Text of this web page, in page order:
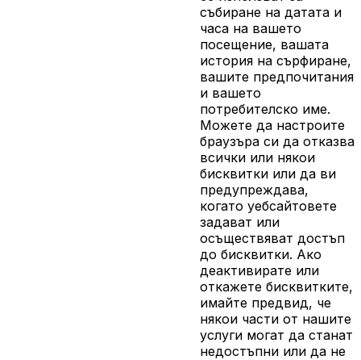
събиране на датата и
часа на вашето
посещение, вашата
история на сърфиране,
вашите предпочитания
и вашето
потребителско име.
Можете да настроите
браузъра си да отказва
всички или някои
бисквитки или да ви
предупреждава,
когато уебсайтовете
задават или
осъществяват достъп
до бисквитки. Ако
деактивирате или
откажете бисквитките,
имайте предвид, че
някои части от нашите
услуги могат да станат
недостъпни или да не